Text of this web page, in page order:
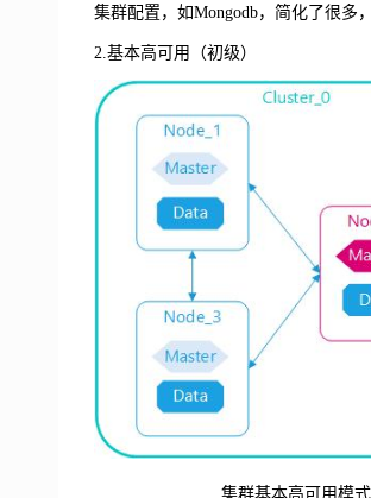
集群配置，如Mongodb，简化了很多
2.基本高可用（初级）
集群基本高可用模式